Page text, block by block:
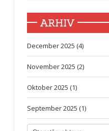
ARHIV
December 2025 (4)
November 2025 (2)
Oktober 2025 (1)
September 2025 (1)